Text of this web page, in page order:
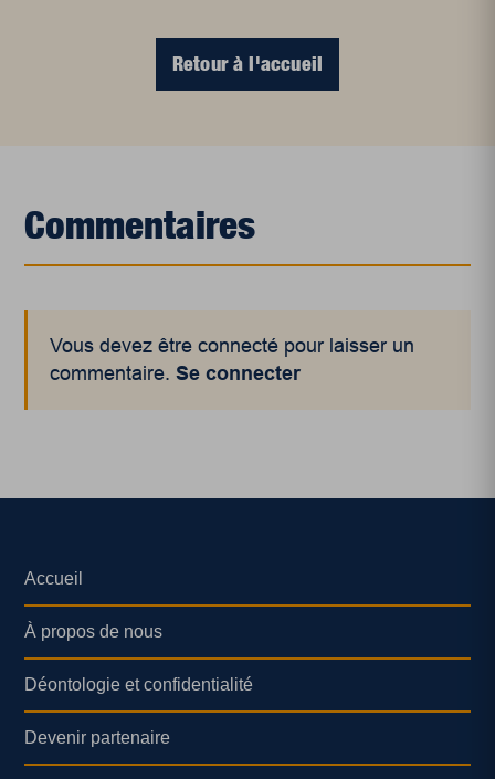
Retour à l'accueil
Commentaires
Vous devez être connecté pour laisser un
commentaire.Se connecter
Accueil
À propos de nous
Déontologie et confidentialité
Devenir partenaire